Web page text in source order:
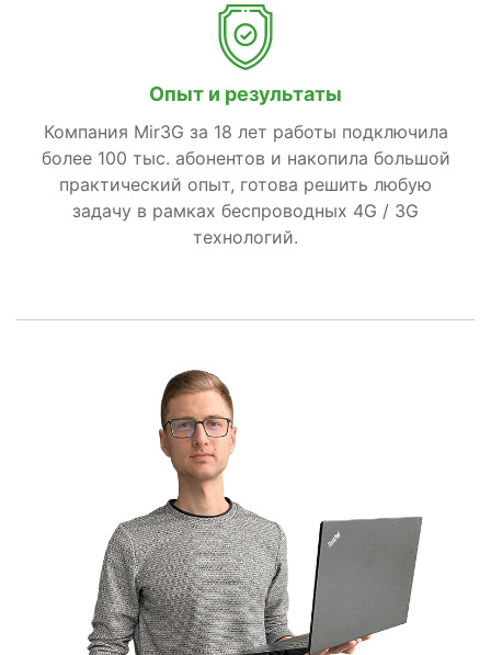
Опыт и результаты
Компания Mir3G за 18 лет работы подключила
более 100 тыс. абонентов и накопила большой
практический опыт, готова решить любую
задачу в рамках беспроводных 4G / 3G
технологий.